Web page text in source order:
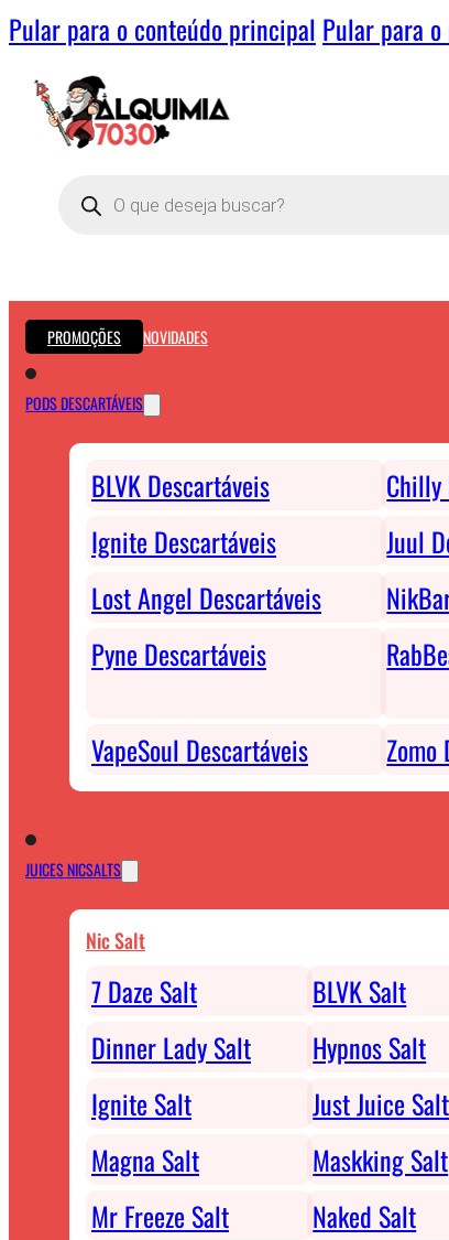
Pular para o conteúdo principal Pular para o
Pesquisar
produtos
PROMOÇÕES NOVIDADES
PODS DESCARTÁVEIS
BLVK Descartáveis Chilly
Ignite Descartáveis
Juul
Lost Angel Descartáveis
Pyne Descartáveis
VapeSoul Descartáveis
Zomo
JUICES NICSALTS
Nic Salt
7 Daze Salt BLVK Salt
Dinner Lady Salt
Hypnos Salt
Ignite Salt
Just Juice Salt
Magna Salt
Maskking Salt
Mr Freeze Salt
Naked Salt